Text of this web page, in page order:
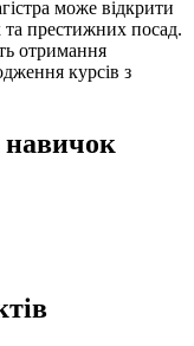
може відкрити
та престижних посад.
отримання
курсів з